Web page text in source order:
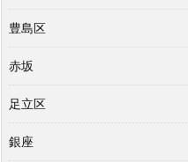
豊島区
赤坂
足立区
銀座